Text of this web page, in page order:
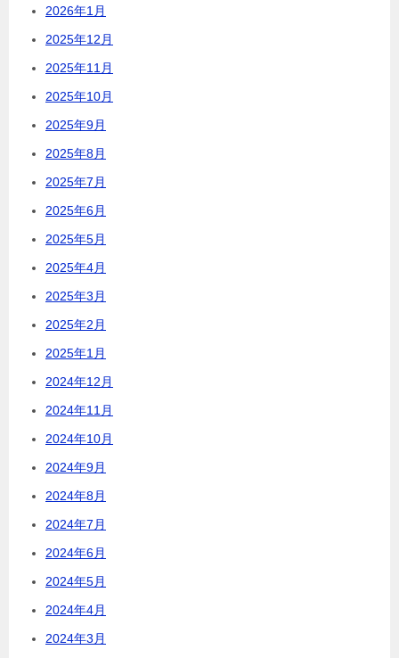
2026年1月
2025年12月
2025年11月
2025年10月
2025年9月
2025年8月
2025年7月
2025年6月
2025年5月
2025年4月
2025年3月
2025年2月
2025年1月
2024年12月
2024年11月
2024年10月
2024年9月
2024年8月
2024年7月
2024年6月
2024年5月
2024年4月
2024年3月